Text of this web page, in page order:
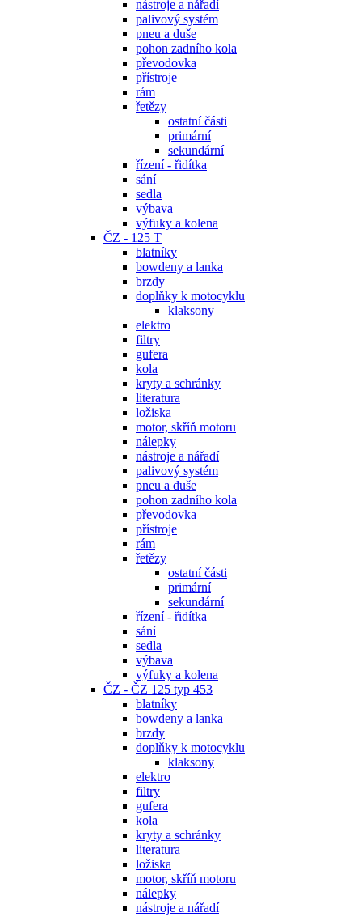
nástroje a nářadí
palivový systém
pneu a duše
pohon zadního kola
převodovka
přístroje
rám
řetězy
ostatní části
primární
sekundární
řízení - řidítka
sání
sedla
výbava
výfuky a kolena
ČZ - 125 T
blatníky
bowdeny a lanka
brzdy
doplňky k motocyklu
klaksony
elektro
filtry
gufera
kola
kryty a schránky
literatura
ložiska
motor, skříň motoru
nálepky
nástroje a nářadí
palivový systém
pneu a duše
pohon zadního kola
převodovka
přístroje
rám
řetězy
ostatní části
primární
sekundární
řízení - řidítka
sání
sedla
výbava
výfuky a kolena
ČZ - ČZ 125 typ 453
blatníky
bowdeny a lanka
brzdy
doplňky k motocyklu
klaksony
elektro
filtry
gufera
kola
kryty a schránky
literatura
ložiska
motor, skříň motoru
nálepky
nástroje a nářadí